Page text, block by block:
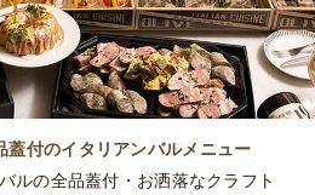
プラン
ードブル
900円/人
〈1人3個〉人気店のDELI＆スイーツサン
ードブル
900円/人
蓋付のイタリアンバルメニュー
ルの全品蓋付・お洒落なクラフト